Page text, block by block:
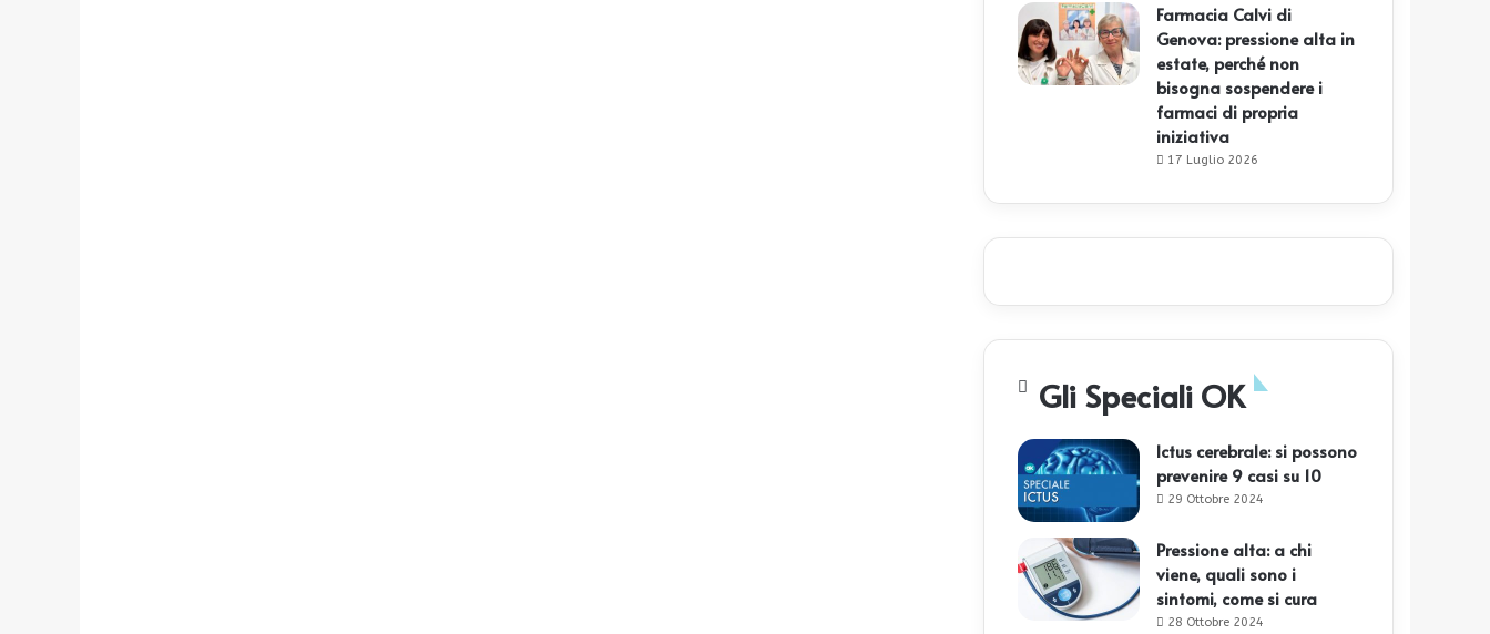
Farmacia Calvi di
Genova: pressione alta in
estate, perché non
bisogna sospendere i
farmaci di propria
iniziativa
17 Luglio 2026
Gli Speciali OK
Ictus cerebrale: si possono
prevenire 9 casi su 10
29 Ottobre 2024
Pressione alta: a chi
viene, quali sono i
sintomi, come si cura
28 Ottobre 2024